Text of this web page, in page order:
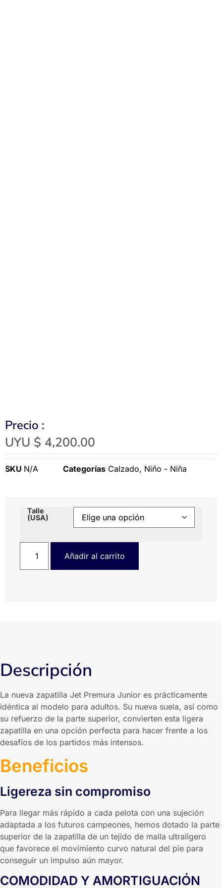
Precio :
UYU $ 4,200.00
SKU N/A Categorías Calzado, Niño - Niña
Talle
(USA)
Añadir al carrito
Descripción
La nueva zapatilla Jet Premura Junior es prácticamente
idéntica al modelo para adultos. Su nueva suela, así como
su refuerzo de la parte superior, convierten esta ligera
zapatilla en una opción perfecta para hacer frente a los
desafíos de los partidos más intensos.
Beneficios
Ligereza sin compromiso
Para llegar más rápido a cada pelota con una sujeción
adaptada a los futuros campeones, hemos dotado la parte
superior de la zapatilla de un tejido de malla ultraligero
que favorece el movimiento curvo natural del pie para
conseguir un impulso aún mayor.
COMODIDAD Y AMORTIGUACIÓN